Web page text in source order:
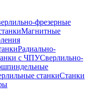
фрезерные
Магнитные
Радиально-
с ЧПУСверлильно-
станкиСтанки